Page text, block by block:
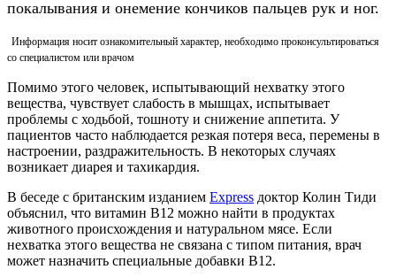
покалывания и онемение кончиков пальцев рук и ног.
Информация носит ознакомительный характер, необходимо проконсультироваться
со специалистом или врачом
Помимо этого человек, испытывающий нехватку этого
вещества, чувствует слабость в мышцах, испытывает
проблемы с ходьбой, тошноту и снижение аппетита. У
пациентов часто наблюдается резкая потеря веса, перемены в
настроении, раздражительность. В некоторых случаях
возникает диарея и тахикардия.
В беседе с британским изданием Express доктор Колин Тиди
объяснил, что витамин В12 можно найти в продуктах
животного происхождения и натуральном мясе. Если
нехватка этого вещества не связана с типом питания, врач
может назначить специальные добавки В12.